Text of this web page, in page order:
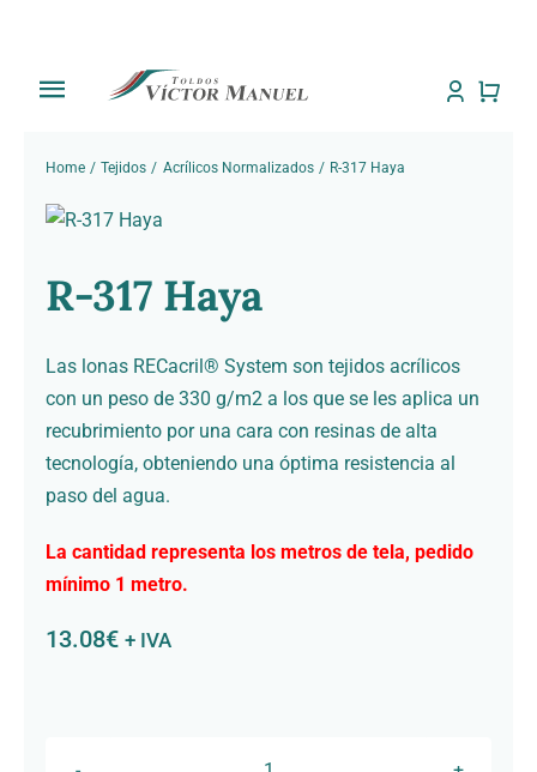
contenido
Toggle
Inicio
Tienda
Sobre Nosotros
Trabajos
Toldos
Noti Toldos
Contacto
Home Tejidos Acrílicos Normalizados R-317 Haya
R-317 Haya
Las lonas RECacril® System son tejidos acrílicos
con un peso de 330 g/m2 a los que se les aplica un
recubrimiento por una cara con resinas de alta
tecnología, obteniendo una óptima resistencia al
paso del agua.
La cantidad representa los metros de tela, pedido
mínimo 1 metro.
13.08€ + IVA